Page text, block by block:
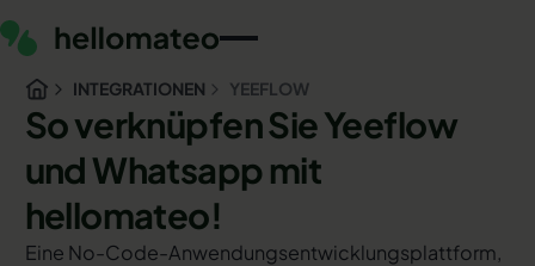
INTEGRATIONEN YEEFLOW
So verknüpfen Sie Yeeflow
und Whatsapp mit
hellomateo!
Eine No-Code-Anwendungsentwicklungsplattform,